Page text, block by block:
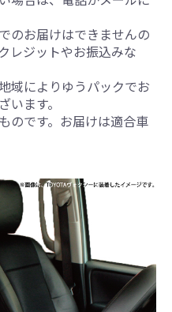
のお届けはできませんの
レジットやお振込みな
域によりゆうパックでお
ます。
のです。お届けは適合車